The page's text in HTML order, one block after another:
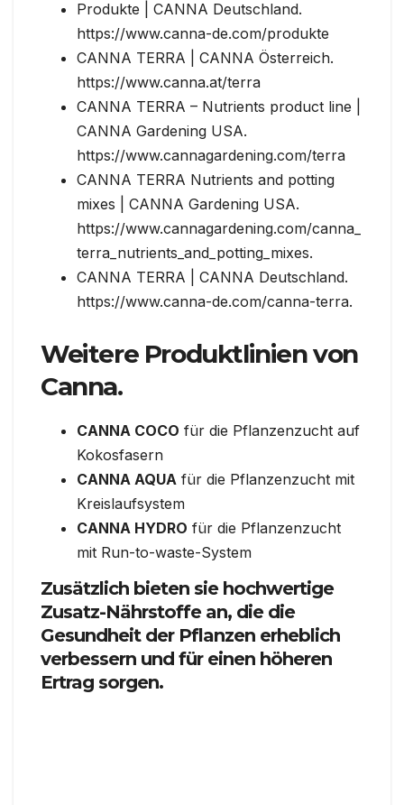
Produkte | CANNA Deutschland.
https://www.canna-de.com/produkte
CANNA TERRA | CANNA Österreich.
https://www.canna.at/terra
CANNA TERRA – Nutrients product line |
CANNA Gardening USA.
https://www.cannagardening.com/terra
CANNA TERRA Nutrients and potting
mixes | CANNA Gardening USA.
https://www.cannagardening.com/canna_
terra_nutrients_and_potting_mixes.
CANNA TERRA | CANNA Deutschland.
https://www.canna-de.com/canna-terra.
Weitere Produktlinien von
Canna.
CANNA COCO für die Pflanzenzucht auf
Kokosfasern
CANNA AQUA für die Pflanzenzucht mit
Kreislaufsystem
CANNA HYDRO für die Pflanzenzucht
mit Run-to-waste-System
Zusätzlich bieten sie hochwertige
Zusatz-Nährstoffe an, die die
Gesundheit der Pflanzen erheblich
verbessern und für einen höheren
Ertrag sorgen.